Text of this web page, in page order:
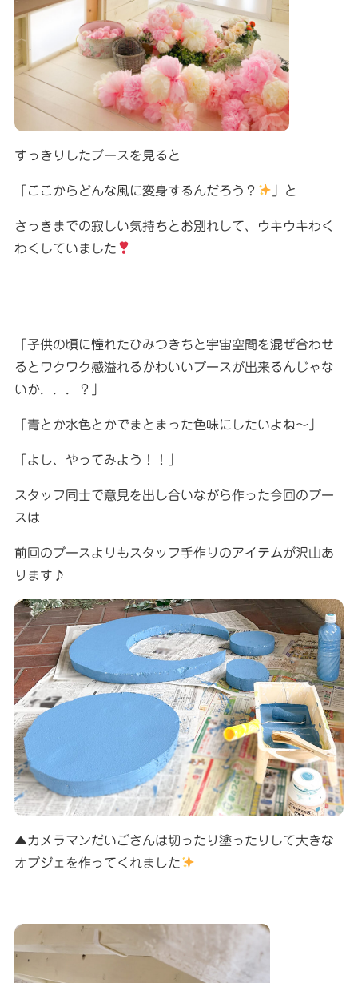
すっきりしたブースを見ると
「ここからどんな風に変身するんだろう？ 」と
さっきまでの寂しい気持ちとお別れして、ウキウキわく
わくしていました
「子供の頃に憧れたひみつきちと宇宙空間を混ぜ合わせ
るとワクワク感溢れるかわいいブースが出来るんじゃな
いか．．．？」
「青とか水色とかでまとまった色味にしたいよね〜」
「よし、やってみよう！！」
スタッフ同士で意見を出し合いながら作った今回のブー
スは
前回のブースよりもスタッフ手作りのアイテムが沢山あ
ります♪
▲カメラマンだいごさんは切ったり塗ったりして大きな
オブジェを作ってくれました